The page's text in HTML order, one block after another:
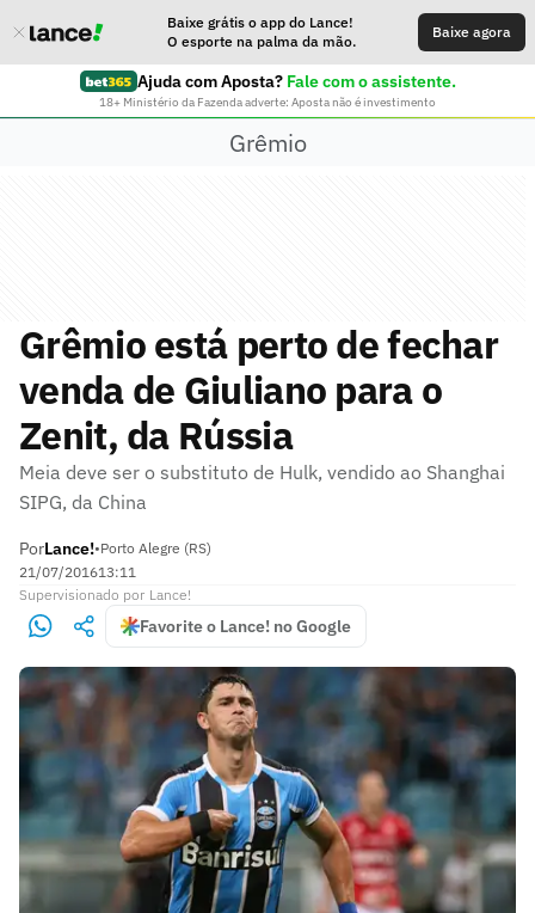
Baixe grátis o app do Lance!
O esporte na palma da mão.
Baixe agora
Ajuda com Aposta? Fale com o assistente.
18+ Ministério da Fazenda adverte: Aposta não é investimento
Grêmio
Grêmio está perto de fechar
venda de Giuliano para o
Zenit, da Rússia
Meia deve ser o substituto de Hulk, vendido ao Shanghai
SIPG, da China
PorLance!•Porto Alegre (RS)
21/07/201613:11
Supervisionado por Lance!
Favorite o Lance! no Google